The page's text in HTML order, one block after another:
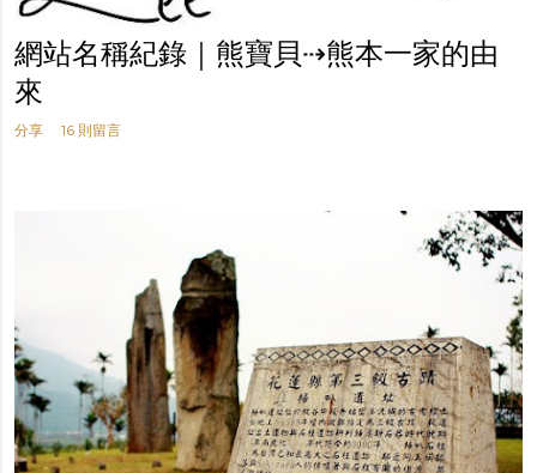
網站名稱紀錄｜熊寶貝⇢熊本一家的由
來
分享 16 則留言